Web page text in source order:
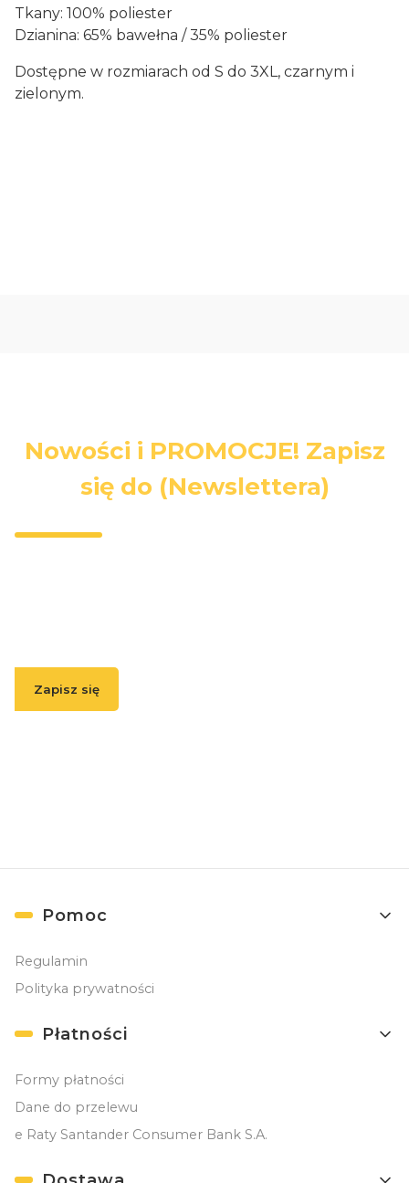
Tkany: 100% poliester
Dzianina: 65% bawełna / 35% poliester
Dostępne w rozmiarach od S do 3XL, czarnym i
zielonym.
Nowości i PROMOCJE! Zapisz
się do (Newslettera)
Zapisz się
Linki w stopce
Pomoc
Regulamin
Polityka prywatności
Płatności
Formy płatności
Dane do przelewu
e Raty Santander Consumer Bank S.A.